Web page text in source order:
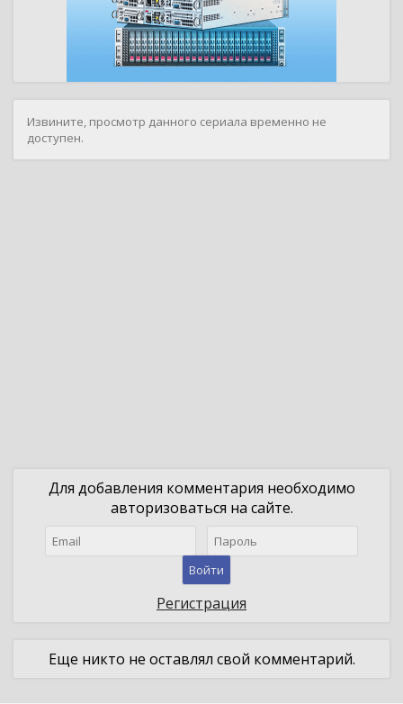
Извините, просмотр данного сериала временно не
доступен.
Для добавления комментария необходимо
авторизоваться на сайте.
Войти
Регистрация
Еще никто не оставлял свой комментарий.